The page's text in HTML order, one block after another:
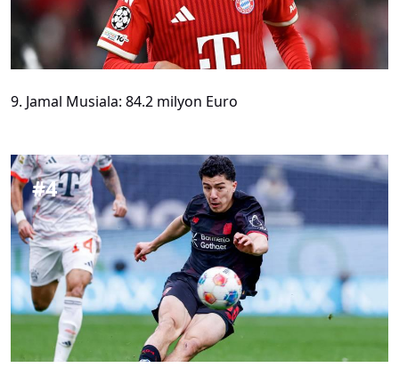
9. Jamal Musiala: 84.2 milyon Euro
#4